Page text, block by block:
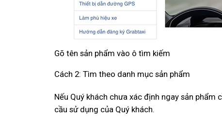
Gõ tên sản phẩm vào ô tìm kiếm
Cách 2: Tìm theo danh mục sản phẩm
Nếu Quý khách chưa xác định ngay sản
cầu sử dụng của Quý khách.